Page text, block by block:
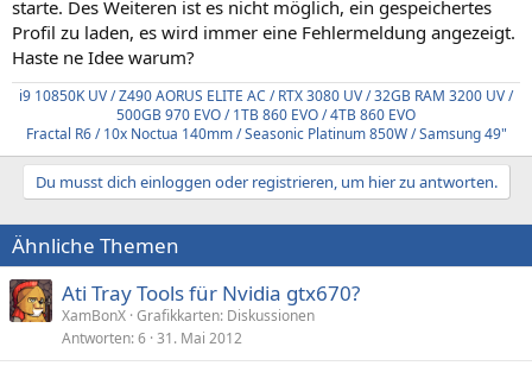
starte. Des Weiteren ist es nicht möglich, ein gespeichertes
Profil zu laden, es wird immer eine Fehlermeldung angezeigt.
Haste ne Idee warum?
i9 10850K UV / Z490 AORUS ELITE AC / RTX 3080 UV / 32GB RAM 3200 UV /
500GB 970 EVO / 1TB 860 EVO / 4TB 860 EVO
Fractal R6 / 10x Noctua 140mm / Seasonic Platinum 850W / Samsung 49"
Du musst dich einloggen oder registrieren, um hier zu antworten.
Ähnliche Themen
Ati Tray Tools für Nvidia gtx670?
XamBonX Grafikkarten: Diskussionen
Antworten 6 31. Mai 2012